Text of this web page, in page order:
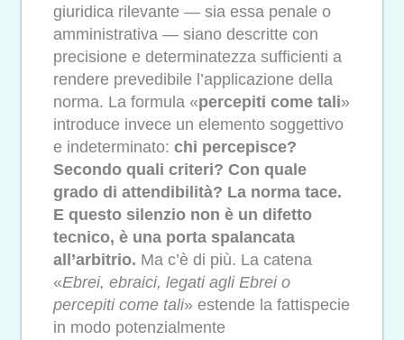
giuridica rilevante — sia essa penale o
amministrativa — siano descritte con
precisione e determinatezza sufficienti a
rendere prevedibile l’applicazione della
norma. La formula «percepiti come tali»
introduce invece un elemento soggettivo
e indeterminato: chi percepisce?
Secondo quali criteri? Con quale
grado di attendibilità? La norma tace.
E questo silenzio non è un difetto
tecnico, è una porta spalancata
all’arbitrio. Ma c’è di più. La catena
«Ebrei, ebraici, legati agli Ebrei o
percepiti come tali» estende la fattispecie
in modo potenzialmente